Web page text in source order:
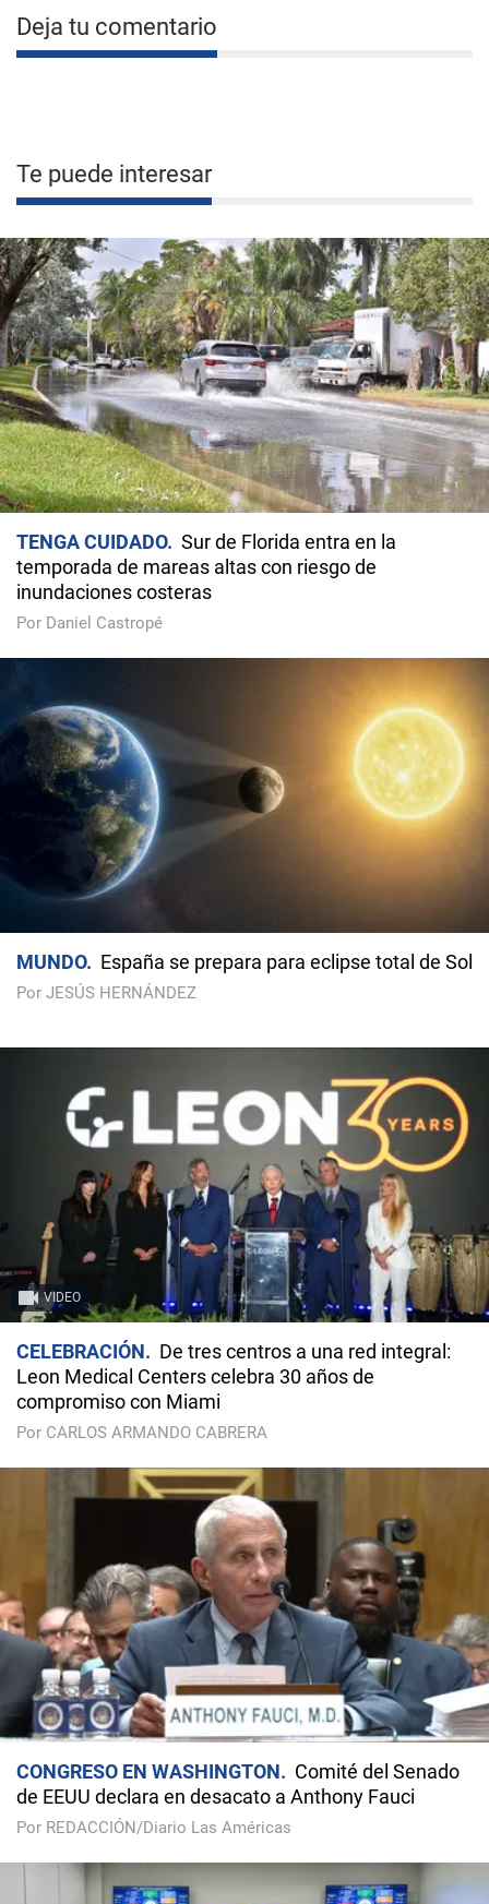
Deja tu comentario
Te puede interesar
TENGA CUIDADO
Sur de Florida entra en la
temporada de mareas altas con riesgo de
inundaciones costeras
Por Daniel Castropé
MUNDO España se prepara para eclipse total de Sol
Por JESÚS HERNÁNDEZ
VIDEO
CELEBRACIÓN
De tres centros a una red integral:
Leon Medical Centers celebra 30 años de
compromiso con Miami
Por CARLOS ARMANDO CABRERA
CONGRESO EN WASHINGTON
Comité del Senado
de EEUU declara en desacato a Anthony Fauci
Por REDACCIÓN/Diario Las Américas